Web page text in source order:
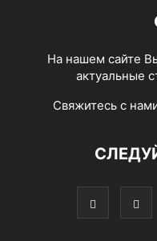
На нашем сайте
актуальные
Свяжитесь с